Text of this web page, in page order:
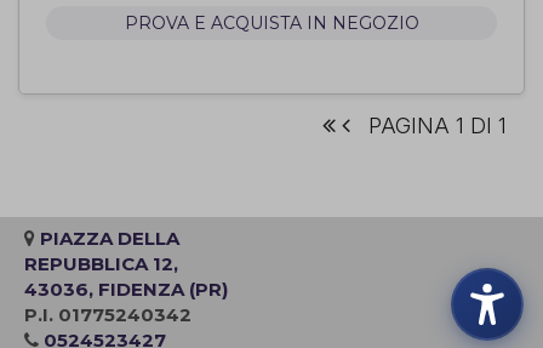
PROVA E ACQUISTA IN NEGOZIO
PAGINA 1 DI 1
PIAZZA DELLA
REPUBBLICA 12,
43036, FIDENZA (PR)
P.I. 01775240342
0524523427